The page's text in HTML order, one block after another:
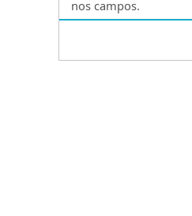
nos campos.